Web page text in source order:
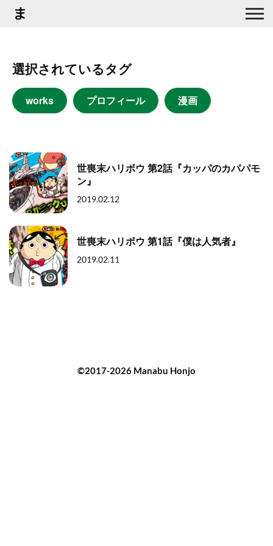
選択されているタグ
works プロフィール 漫画
世喪末ハリボウ 第2話『カッパのカパパモ
ン』
2019.02.12
世喪末ハリボウ 第1話『僕は人気者』
2019.02.11
©2017-2026 Manabu Honjo